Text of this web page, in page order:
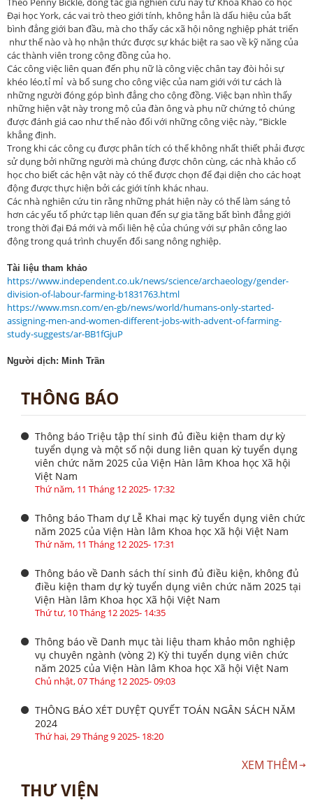
Đại học York, các vai trò theo giới tính, không hẳn là dấu hiệu của bất
bình đẳng giới ban đầu, mà cho thấy các xã hội nông nghiệp phát triển
như thế nào và họ nhận thức được sự khác biệt ra sao về kỹ năng của
các thành viên trong cộng đồng của họ.
Các công việc liên quan đến phụ nữ là công việc chân tay đòi hỏi sự
khéo léo,tỉ mỉ và bổ sung cho công việc của nam giới với tư cách là
những người đóng góp bình đẳng cho cộng đồng. Việc bạn nhìn thấy
những hiện vật này trong mộ của đàn ông và phụ nữ chứng tỏ chúng
được đánh giá cao như thế nào đối với những công việc này, ”Bickle
khẳng định.
Trong khi các công cụ được phân tích có thể không nhất thiết phải được
sử dụng bởi những người mà chúng được chôn cùng, các nhà khảo cổ
học cho biết các hện vật này có thể được chọn để đại diện cho các hoạt
động được thực hiện bởi các giới tính khác nhau.
Các nhà nghiên cứu tin rằng những phát hiện này có thể làm sáng tỏ
hơn các yếu tố phức tạp liên quan đến sự gia tăng bất bình đẳng giới
trong thời đại Đá mới và mối liên hệ của chúng với sự phân công lao
động trong quá trình chuyển đổi sang nông nghiệp.
Tài liệu tham khảo
https://www.independent.co.uk/news/science/archaeology/gender-
division-of-labour-farming-b1831763.html
https://www.msn.com/en-gb/news/world/humans-only-started-
assigning-men-and-women-different-jobs-with-advent-of-farming-
study-suggests/ar-BB1fGjuP
Người dịch: Minh Trần
THÔNG BÁO
Thông báo Triệu tập thí sinh đủ điều kiện tham dự kỳ
tuyển dụng và một số nội dung liên quan kỳ tuyển dụng
viên chức năm 2025 của Viện Hàn lâm Khoa học Xã hội
Việt Nam
Thứ năm, 11 Tháng 12 2025- 17:32
Thông báo Tham dự Lễ Khai mạc kỳ tuyển dụng viên chức
năm 2025 của Viện Hàn lâm Khoa học Xã hội Việt Nam
Thứ năm, 11 Tháng 12 2025- 17:31
Thông báo về Danh sách thí sinh đủ điều kiện, không đủ
điều kiện tham dự kỳ tuyển dụng viên chức năm 2025 tại
Viện Hàn lâm Khoa học Xã hội Việt Nam
Thứ tư, 10 Tháng 12 2025- 14:35
Thông báo về Danh mục tài liệu tham khảo môn nghiệp
vụ chuyên ngành (vòng 2) Kỳ thi tuyển dụng viên chức
năm 2025 của Viện Hàn lâm Khoa học Xã hội Việt Nam
Chủ nhật, 07 Tháng 12 2025- 09:03
THÔNG BÁO XÉT DUYỆT QUYẾT TOÁN NGÂN SÁCH NĂM
2024
Thứ hai, 29 Tháng 9 2025- 18:20
XEM THÊM
THƯ VIỆN